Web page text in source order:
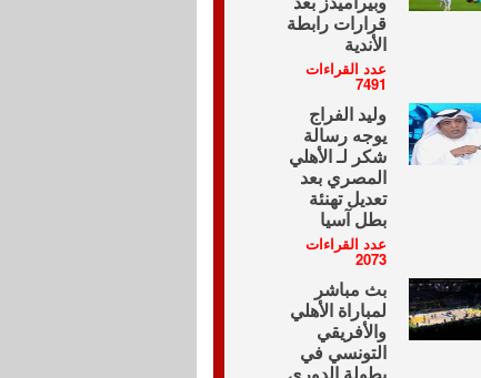
قرارات رابطة
الأندية
عدد القراءات
7491
وليد الفراج
يوجه رسالة
شكر لـ الأهلي
المصري بعد
تعديل تهنئة
بطل آسيا
عدد القراءات
2073
بث مباشر
لمباراة الأهلي
والأفريقي
التونسي في
بطولة الدوري